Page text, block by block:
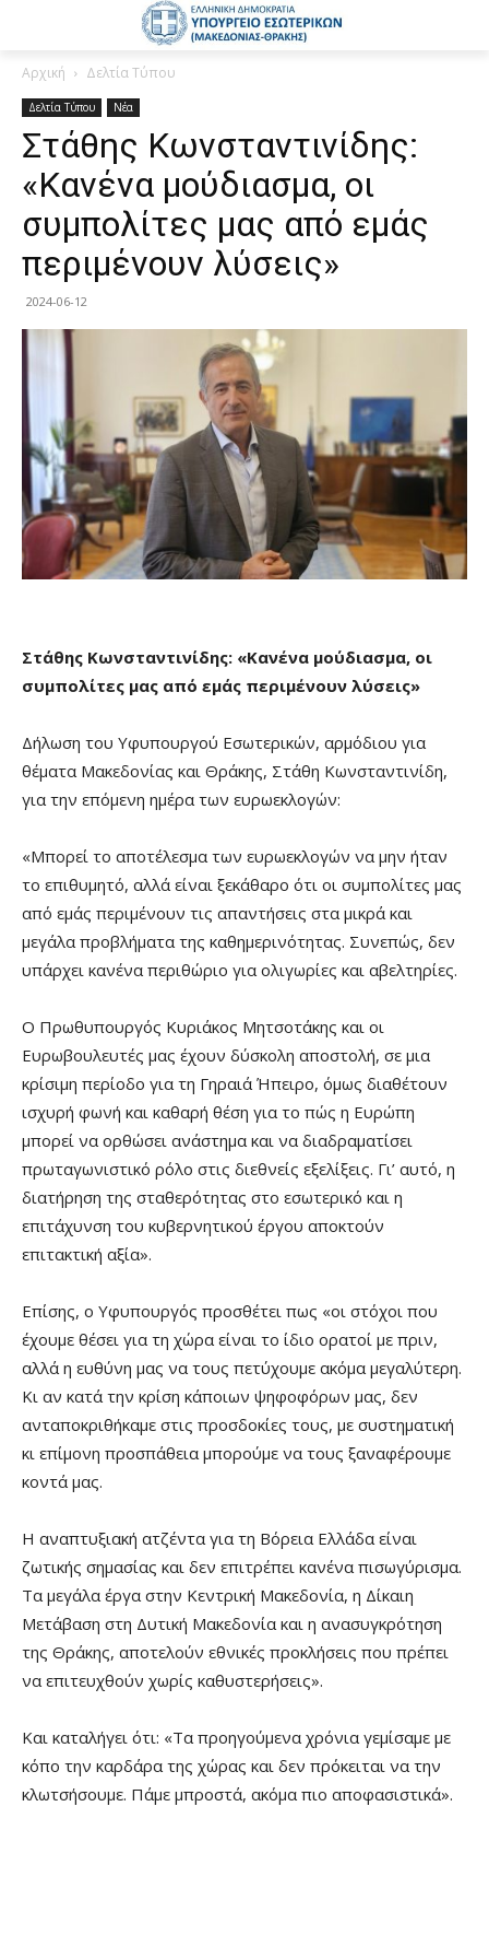
Αρχική Δελτία Τύπου
Δελτία Τύπου Νέα
Στάθης Κωνσταντινίδης:
«Κανένα μούδιασμα, οι
συμπολίτες μας από εμάς
περιμένουν λύσεις»
2024-06-12
Στάθης Κωνσταντινίδης: «Κανένα μούδιασμα, οι
συμπολίτες μας από εμάς περιμένουν λύσεις»
Δήλωση του Υφυπουργού Εσωτερικών, αρμόδιου για
θέματα Μακεδονίας και Θράκης, Στάθη Κωνσταντινίδη,
για την επόμενη ημέρα των ευρωεκλογών:
«Μπορεί το αποτέλεσμα των ευρωεκλογών να μην ήταν
το επιθυμητό, αλλά είναι ξεκάθαρο ότι οι συμπολίτες μας
από εμάς περιμένουν τις απαντήσεις στα μικρά και
μεγάλα προβλήματα της καθημερινότητας. Συνεπώς, δεν
υπάρχει κανένα περιθώριο για ολιγωρίες και αβελτηρίες.
Ο Πρωθυπουργός Κυριάκος Μητσοτάκης και οι
Ευρωβουλευτές μας έχουν δύσκολη αποστολή, σε μια
κρίσιμη περίοδο για τη Γηραιά Ήπειρο, όμως διαθέτουν
ισχυρή φωνή και καθαρή θέση για το πώς η Ευρώπη
μπορεί να ορθώσει ανάστημα και να διαδραματίσει
πρωταγωνιστικό ρόλο στις διεθνείς εξελίξεις. Γι’ αυτό, η
διατήρηση της σταθερότητας στο εσωτερικό και η
επιτάχυνση του κυβερνητικού έργου αποκτούν
επιτακτική αξία».
Επίσης, ο Υφυπουργός προσθέτει πως «οι στόχοι που
έχουμε θέσει για τη χώρα είναι το ίδιο ορατοί με πριν,
αλλά η ευθύνη μας να τους πετύχουμε ακόμα μεγαλύτερη.
Κι αν κατά την κρίση κάποιων ψηφοφόρων μας, δεν
ανταποκριθήκαμε στις προσδοκίες τους, με συστηματική
κι επίμονη προσπάθεια μπορούμε να τους ξαναφέρουμε
κοντά μας.
Η αναπτυξιακή ατζέντα για τη Βόρεια Ελλάδα είναι
ζωτικής σημασίας και δεν επιτρέπει κανένα πισωγύρισμα.
Τα μεγάλα έργα στην Κεντρική Μακεδονία, η Δίκαιη
Μετάβαση στη Δυτική Μακεδονία και η ανασυγκρότηση
της Θράκης, αποτελούν εθνικές προκλήσεις που πρέπει
να επιτευχθούν χωρίς καθυστερήσεις».
Και καταλήγει ότι: «Τα προηγούμενα χρόνια γεμίσαμε με
κόπο την καρδάρα της χώρας και δεν πρόκειται να την
κλωτσήσουμε. Πάμε μπροστά, ακόμα πιο αποφασιστικά».